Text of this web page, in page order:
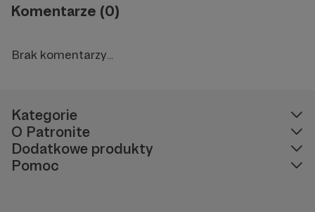
Komentarze (0)
Brak komentarzy...
Kategorie
O Patronite
Dodatkowe produkty
Pomoc